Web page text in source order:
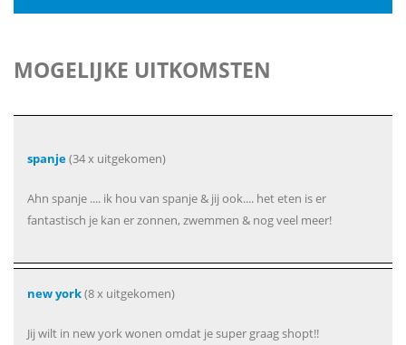
MOGELIJKE UITKOMSTEN
spanje(34 x uitgekomen)
Ahn spanje .... ik hou van spanje & jij ook.... het eten is er
fantastisch je kan er zonnen, zwemmen & nog veel meer!
new york(8 x uitgekomen)
Jij wilt in new york wonen omdat je super graag shopt!!